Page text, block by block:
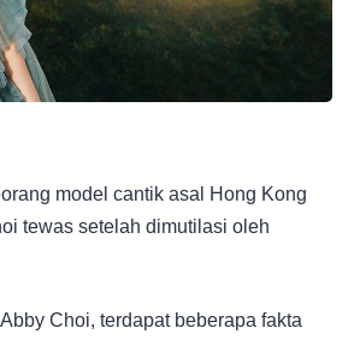
model cantik asal Hong Kong
tewas setelah dimutilasi oleh
Choi, terdapat beberapa fakta